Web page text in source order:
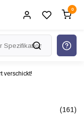
0
verschickt!
(161)